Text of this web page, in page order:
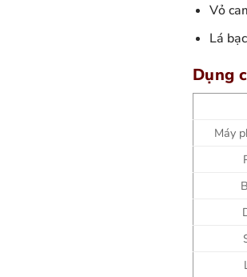
Vỏ
Lá
Dụng
Máy